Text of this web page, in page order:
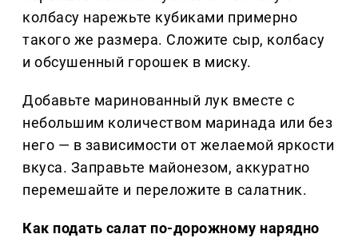
колбасу нарежьте кубиками примерно
такого же размера. Сложите сыр, колбасу
и обсушенный горошек в миску.
Добавьте маринованный лук вместе с
небольшим количеством маринада или без
него — в зависимости от желаемой яркости
вкуса. Заправьте майонезом, аккуратно
перемешайте и переложите в салатник.
Как подать салат по-дорожному нарядно